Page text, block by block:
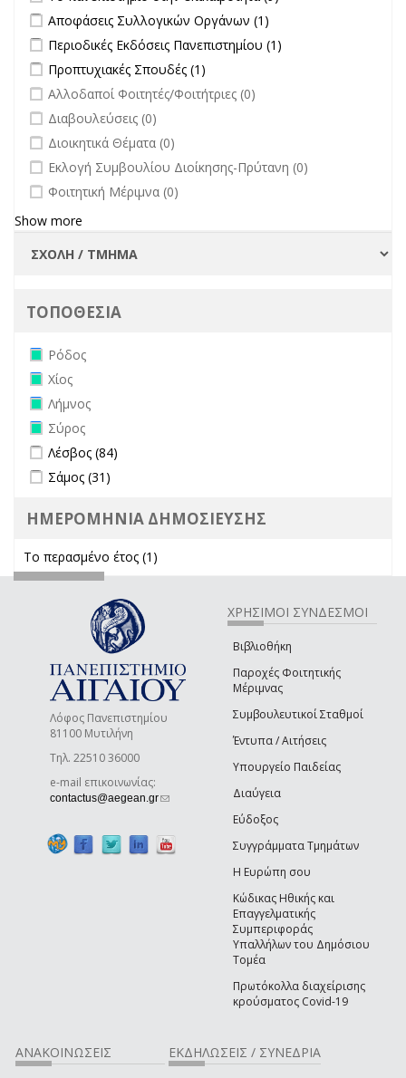
Apply Αποφάσεις Συλλογικών Οργάνων filter
Αποφάσεις Συλλογικών Οργάνων (1)
Οργάνων filter
Apply Περιοδικές Εκδόσεις Πανεπιστημίου filter
Περιοδικές Εκδόσεις Πανεπιστημίου (1)
Apply Προπτυχιακές Σπουδές filter
Προπτυχιακές Σπουδές (1)
undefined
Αλλοδαποί Φοιτητές/Φοιτήτριες (0)
undefined
Διαβουλεύσεις (0)
undefined
Διοικητικά Θέματα (0)
undefined
Εκλογή Συμβουλίου Διοίκησης-Πρύτανη (0)
undefined
Φοιτητική Μέριμνα (0)
Show more
ΤΟΠΟΘΕΣΙΑ
Remove Ρόδος filter
Ρόδος
Remove Χίος filter
Χίος
Remove Λήμνος filter
Λήμνος
Remove Σύρος filter
Σύρος
Apply Λέσβος filter
Λέσβος (84)
Apply Σάμος filter
Σάμος (31)
ΗΜΕΡΟΜΗΝΙΑ ΔΗΜΟΣΙΕΥΣΗΣ
Το περασμένο έτος (1)
Λόφος Πανεπιστημίου
81100 Μυτιλήνη
Τηλ. 22510 36000
e-mail επικοινωνίας:
contactus@aegean.gr(link sends e-mail)
ΧΡΗΣΙΜΟΙ ΣΥΝΔΕΣΜΟΙ
Βιβλιοθήκη
Παροχές Φοιτητικής
Μέριμνας
Συμβουλευτικοί Σταθμοί
Έντυπα / Αιτήσεις
Υπουργείο Παιδείας
Διαύγεια
Εύδοξος
Συγγράμματα Τμημάτων
Η Ευρώπη σου
Κώδικας Ηθικής και
Επαγγελματικής
Συμπεριφοράς
Υπαλλήλων του Δημόσιου
Τομέα
Πρωτόκολλα διαχείρισης
κρούσματος Covid-19
ΑΝΑΚΟΙΝΩΣΕΙΣ ΕΚΔΗΛΩΣΕΙΣ / ΣΥΝΕΔΡΙΑ